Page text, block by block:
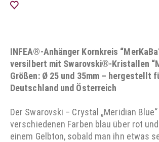
INFEA®-Anhänger Kornkreis
versilbert mit Swarovski®-Kristallen
Größen: Ø 25 und 35mm – hergestellt
Deutschland und Österreich
Der Swarovski – Crystal „Meridian
verschiedenen Farben blau über rot
einem Gelbton, sobald man ihn etwas